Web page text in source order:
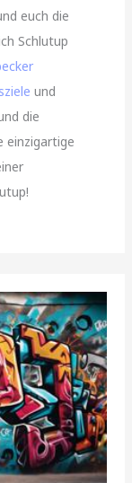
euch die
Schlutup
und
die
einzigartige